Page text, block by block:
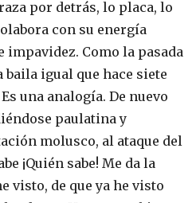
por detrás, lo placa, lo
con su energía
Como la pasada
baila igual que hace siete
una analogía. De nuevo
paulatina y
molusco, al ataque del
¡Quién sabe! Me da la
visto, de que ya he visto